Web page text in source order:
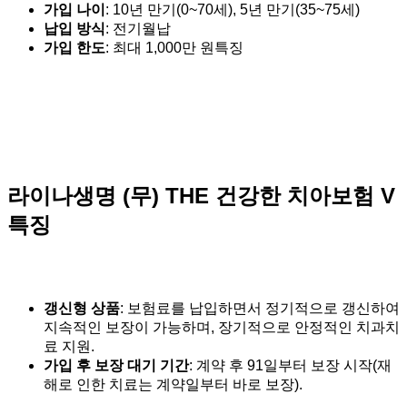
가입 나이 : 10년 만기(0~70세), 5년 만기(35~75세)
납입 방식: 전기월납
가입 한도: 최대 1,000만 원특징
라이나생명 (무) THE 건강한 치아보험 V
특징
갱신형 상품: 보험료를 납입하면서 정기적으로 갱신하여
지속적인 보장이 가능하며, 장기적으로 안정적인 치과치
료 지원.
가입 후 보장 대기 기간: 계약 후 91일부터 보장 시작(재
해로 인한 치료는 계약일부터 바로 보장).